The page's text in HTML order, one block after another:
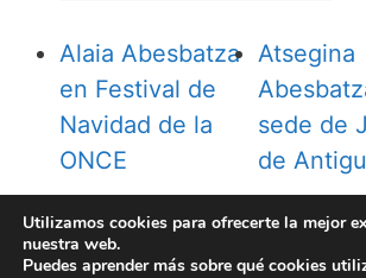
Alaia Abesbatza
en Festival de
Navidad de la
ONCE
Atsegina
sede de
de
Utilizamos cookies para ofrecerte la mejor
nuestra web.
Puedes aprender más sobre qué cookies